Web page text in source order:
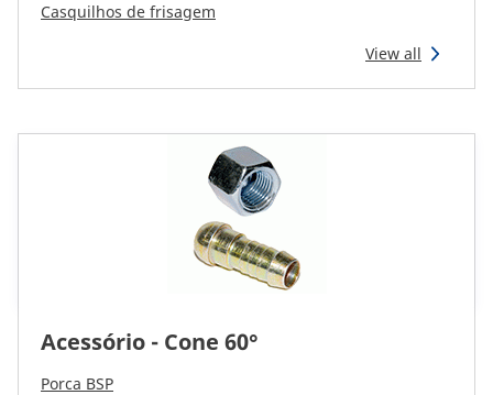
Casquilhos de frisagem
View all
Acessório - Cone 60°
Porca BSP